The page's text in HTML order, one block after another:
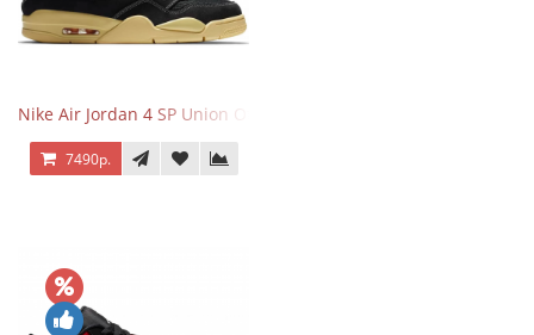
Nike Air Jordan 4 SP Union Off Noir
7490р.